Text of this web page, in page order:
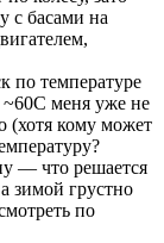
с басами на
по температуре
~60С меня уже не
(хотя кому может
— что решается
зимой грустно
по